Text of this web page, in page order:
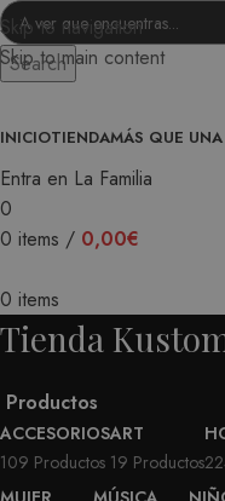
Skip to navigation
Skip to main content
Search
INICIOTIENDAMÁS QUE
Entra en La Familia
0
0 items / 0,00€
0 items
Tienda
Productos
ACCESORIOS
109 Productos
ART
19 Productos